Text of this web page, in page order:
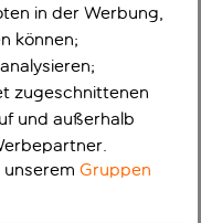
in der Werbung,
können;
zugeschnittenen
und außerhalb
unseremGruppen